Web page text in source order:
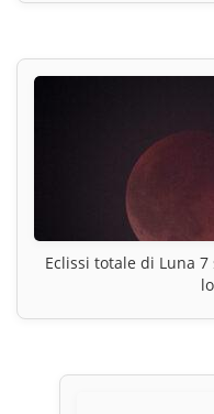
Eclissi totale di Luna